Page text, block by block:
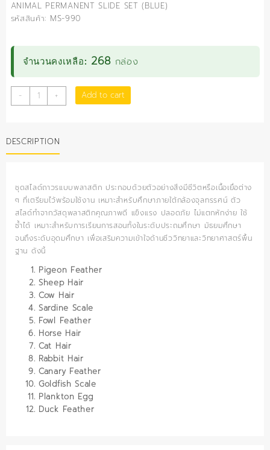
ANIMAL PERMANENT SLIDE SET (BLUE)
รหัสสินค้า: MS-990
จำนวนคงเหลือ: 268 กล่อง
-
ชุด
สไลด์
(สีน้ำเงิน)
quantity
+ Add to cart
DESCRIPTION
ชุดสไลด์ถาวรแบบพลาสติก ประกอบด้วยตัวอย่างสิ่งมีชีวิตหรือเนื้อเยื่อต่าง
ๆ ที่เตรียมไว้พร้อมใช้งาน เหมาะสำหรับศึกษาภายใต้กล้องจุลทรรศน์ ตัว
สไลด์ทำจากวัสดุพลาสติกคุณภาพดี แข็งแรง ปลอดภัย ไม่แตกหักง่าย ใช้
ซ้ำได้ เหมาะสำหรับการเรียนการสอนทั้งในระดับประถมศึกษา มัธยมศึกษา
จนถึงระดับอุดมศึกษา เพื่อเสริมความเข้าใจด้านชีววิทยาและวิทยาศาสตร์พื้น
ฐาน ดังนี้
Pigeon Feather
Sheep Hair
Cow Hair
Sardine Scale
Fowl Feather
Horse Hair
Cat Hair
Rabbit Hair
Canary Feather
Goldfish Scale
Plankton Egg
Duck Feather